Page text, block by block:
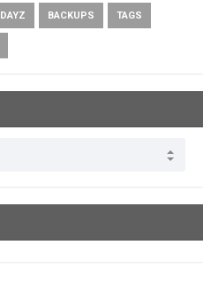
DAYZ BACKUPS TAGS